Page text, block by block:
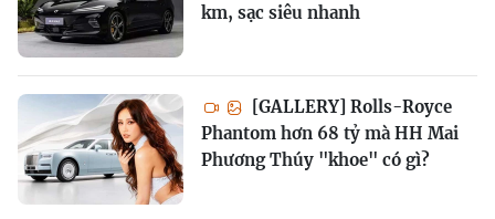
km, sạc siêu nhanh
[GALLERY] Rolls-Royce
Phantom hơn 68 tỷ mà HH Mai
Phương Thúy "khoe" có gì?